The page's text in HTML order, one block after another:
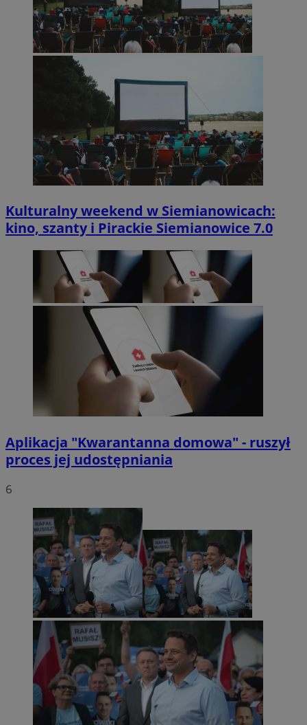
Kulturalny weekend w Siemianowicach:
kino, szanty i Pirackie Siemianowice 7.0
Aplikacja "Kwarantanna domowa" - ruszył
proces jej udostępniania
6